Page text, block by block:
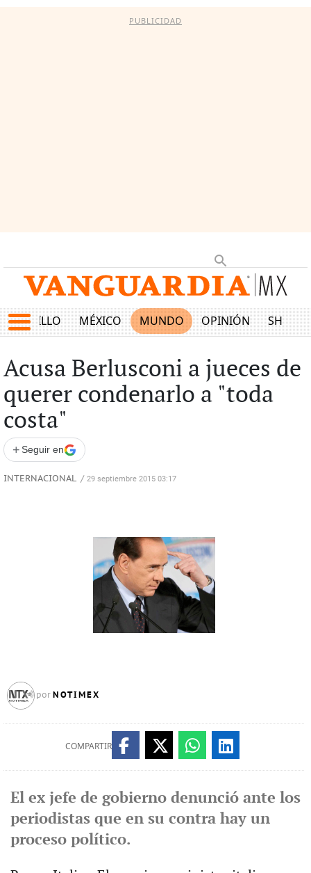
PUBLICIDAD
SALTILLO MÉXICO MUNDO OPINIÓN SHOW
Acusa Berlusconi a jueces de
querer condenarlo a "toda
costa"
+ Seguir en
INTERNACIONAL / 29 septiembre 2015 03:17
por NOTIMEX
COMPARTIR
El ex jefe de gobierno denunció ante los
periodistas que en su contra hay un
proceso político.